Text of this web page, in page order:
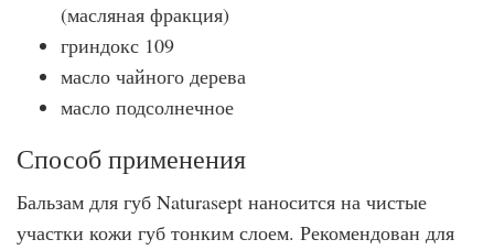
(масляная фракция)
гриндокс 109
масло чайного дерева
масло подсолнечное
Способ применения
Бальзам для губ Naturasept наносится на чистые
участки кожи губ тонким слоем. Рекомендован для